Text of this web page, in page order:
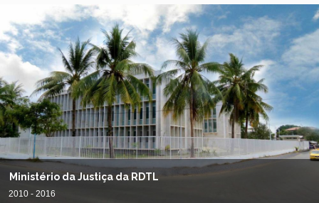
Ministério da Justiça da RDTL
2010 - 2016